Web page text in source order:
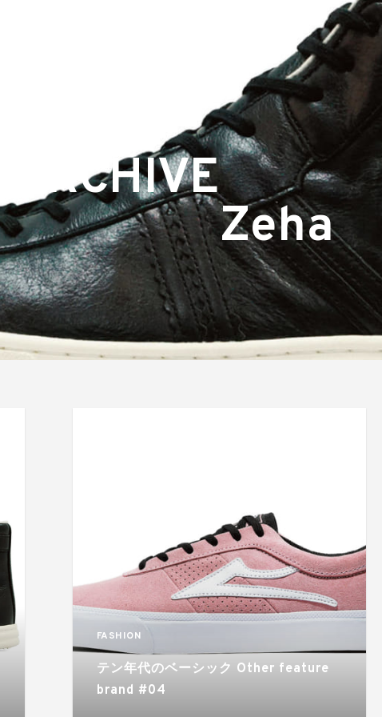
ARCHIVE
Zeha
FASHION
テン年代のベーシック Other feature
brand #04